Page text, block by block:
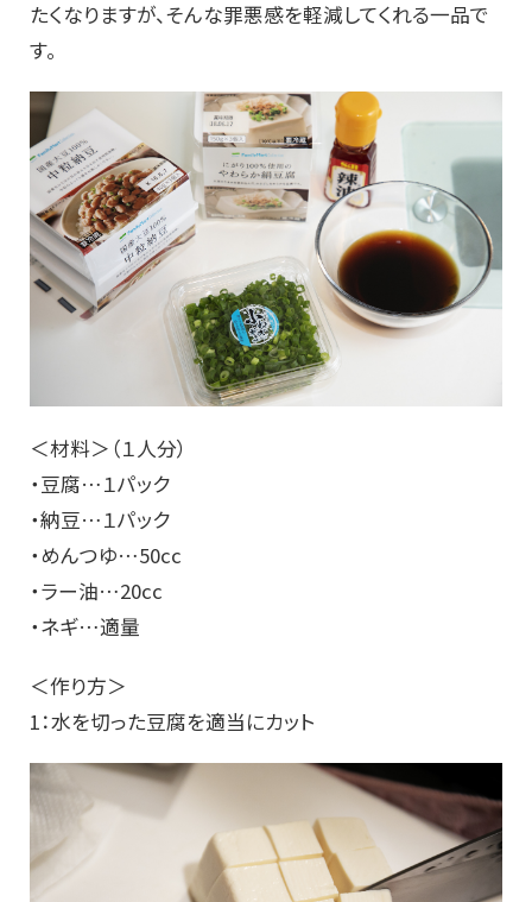
たくなりますが、そんな罪悪感を軽減してくれる一品で
す。
＜材料＞（１人分）
・豆腐…１パック
・納豆…１パック
・めんつゆ…50cc
・ラー油…20cc
・ネギ…適量
＜作り方＞
1：水を切った豆腐を適当にカット